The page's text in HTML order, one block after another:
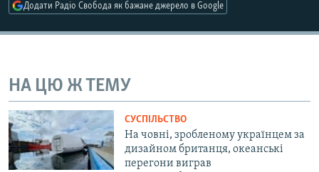
Усі сайти RFE/RL
Додати Радіо Свобода як бажане джерело в Google
НА ЦЮ Ж ТЕМУ
СУСПІЛЬСТВО
На човні, зробленому українцем за
дизайном британця, океанські
перегони виграв